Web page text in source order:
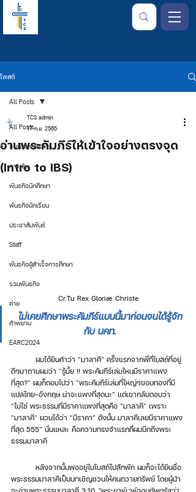
โพสต์
All Posts
จากใจเลขาธิการ
การเงิน
พันธกิจนักศึกษา
พันธกิจนักเรียน
ประชาสัมพันธ์
Staff
พันธกิจผู้สำเร็จการศึกษา
รวมพันธกิจ
ค่าย
คำพยาน
EARC2024
All Posts
อ่านพระคัมภีร์ให้เข้าใจอย่างตรงจุด
(Intro to IBS)
TCS admin
17 ก.ย. 2565
Cr.Tu Rex Gloriæ Christe
ไม่เคยศึกษาพระคัมภีร์แบบนี้มาก่อนจนได้รู้จัก
กับ นคท.
ดีๆมาถามผมว่า “รู้มั้ย !! พระคัมภีร์เล่มไหนมีราคาแพง
ที่สุด?” ผมก็ตอบไปว่า “พระคัมภีร์เล่มที่ใหญ่ๆขอบทองที่มี
แปลไทย-อังกฤษ น่าจะแพงที่สุดนะ” แต่เขากลับตอบว่า
“ไม่ใช่ พระธรรมที่มีราคาแพงที่สุดคือ “มาลาคี” เพราะ
“มาลาคี” ผวนได้ว่า “มีราคา” ดังนั้น มาลาคีเลยมีราคาแพง
ที่สุด 555” นั่นแหละ คือความทรงจำแรกที่ผมนึกถึงพระ
ธรรมมาลาคี
พระธรรมมาลาคีเป็นบทเชิญชวนให้คนถวายทรัพย์ โดยผู้นำ